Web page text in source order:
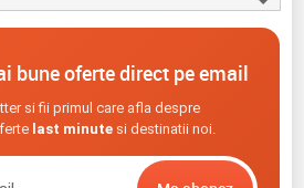
bune oferte direct pe email
si fii primul care afla despre
last minutesi destinatii noi.